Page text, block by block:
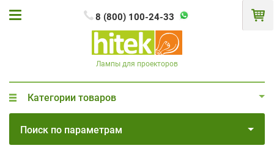
8 (800) 100-24-33
Лампы для проекторов
Категории товаров
Поиск по параметрам